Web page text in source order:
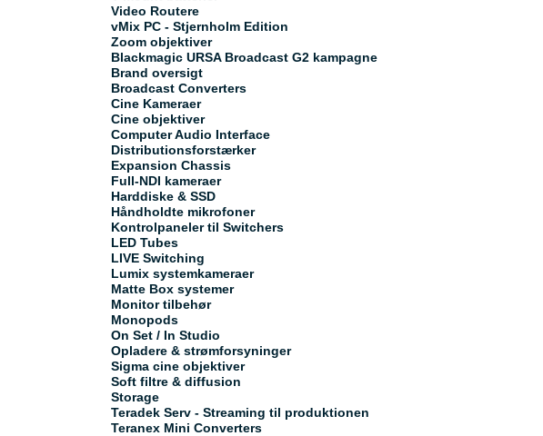
Video Routere
vMix PC - Stjernholm Edition
Zoom objektiver
Blackmagic URSA Broadcast G2 kampagne
Brand oversigt
Broadcast Converters
Cine Kameraer
Cine objektiver
Computer Audio Interface
Distributionsforstærker
Expansion Chassis
Full-NDI kameraer
Harddiske & SSD
Håndholdte mikrofoner
Kontrolpaneler til Switchers
LED Tubes
LIVE Switching
Lumix systemkameraer
Matte Box systemer
Monitor tilbehør
Monopods
On Set / In Studio
Opladere & strømforsyninger
Sigma cine objektiver
Soft filtre & diffusion
Storage
Teradek Serv - Streaming til produktionen
Teranex Mini Converters